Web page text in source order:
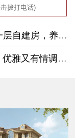
拨打电话)
养老环境更舒适
，这四款还不收藏